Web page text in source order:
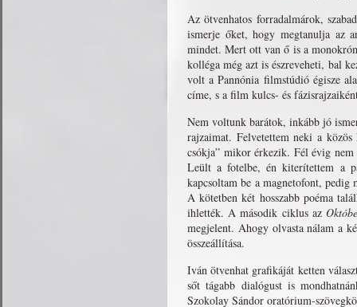
Az ötvenhatos forradalmárok,
ismerje őket, hogy megtanulja az
mindet. Mert ott van ő is a
kolléga még azt is észreveheti, bal
volt a Pannónia filmstúdió égisze
címe, s a film kulcs- és
Nem voltunk barátok, inkább jó
rajzaimat. Felvetettem neki a
csókja” mikor érkezik. Fél évig
Leült a fotelbe, én kiterítettem a
kapcsoltam be a magnetofont,
A kötetben két hosszabb poéma
ihlették. A második ciklus az
megjelent. Ahogy olvasta nálam a
összeállítása.
Iván ötvenhat grafikáját ketten
sőt tágabb dialógust is
Szokolay Sándor oratórium-